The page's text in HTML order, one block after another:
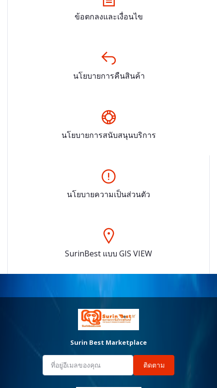
ข้อตกลงและเงื่อนไข
นโยบายการคืนสินค้า
นโยบายการสนับสนุนบริการ
นโยบายความเป็นส่วนตัว
SurinBest แบบ GIS VIEW
Surin Best Marketplace
ติดตาม